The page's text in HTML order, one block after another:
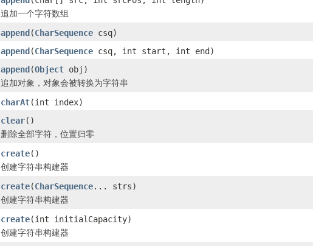
追加一个字符数组
append(CharSequence csq)
append(CharSequence csq, int start, int end)
append(Object obj)
追加对象，对象会被转换为字符串
charAt(int index)
clear()
删除全部字符，位置归零
create()
创建字符串构建器
create(CharSequence... strs)
创建字符串构建器
create(int initialCapacity)
创建字符串构建器